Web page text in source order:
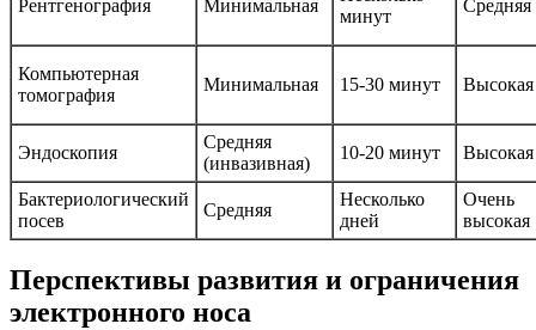
Рентгенография Минимальная
минут
Средняя
Компьютерная
томография
Минимальная 15-30 минут Высокая
Эндоскопия
Средняя
(инвазивная)
10-20 минут Высокая
Бактериологический
посев
Средняя
Несколько
дней
Очень
высокая
Перспективы развития и ограничения
электронного носа